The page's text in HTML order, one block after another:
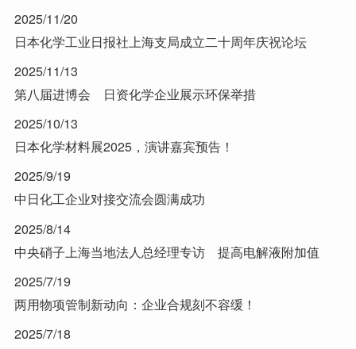
2025/11/20
日本化学工业日报社上海支局成立二十周年庆祝论坛
2025/11/13
第八届进博会 日资化学企业展示环保举措
2025/10/13
日本化学材料展2025，演讲嘉宾预告！
2025/9/19
中日化工企业对接交流会圆满成功
2025/8/14
中央硝子上海当地法人总经理专访 提高电解液附加值
2025/7/19
两用物项管制新动向：企业合规刻不容缓！
2025/7/18